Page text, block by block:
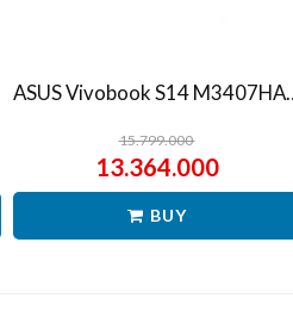
ASUS Vivobook S14
15.799.000
13.364.000
BUY